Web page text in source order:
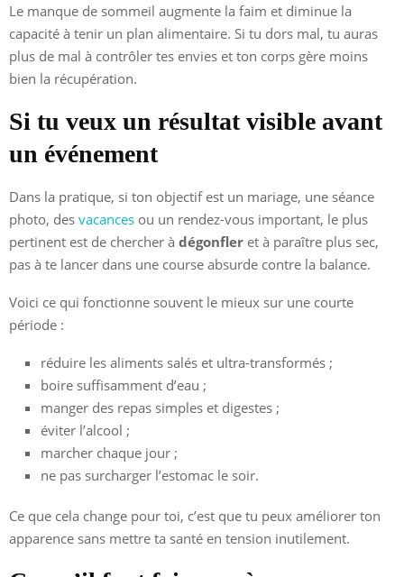
Le manque de sommeil augmente la faim et diminue la
capacité à tenir un plan alimentaire. Si tu dors mal, tu auras
plus de mal à contrôler tes envies et ton corps gère moins
bien la récupération.
Si tu veux un résultat visible avant
un événement
Dans la pratique, si ton objectif est un mariage, une séance
photo, des vacances ou un rendez-vous important, le plus
pertinent est de chercher à dégonfler et à paraître plus sec,
pas à te lancer dans une course absurde contre la balance.
Voici ce qui fonctionne souvent le mieux sur une courte
période :
réduire les aliments salés et ultra-transformés ;
boire suffisamment d’eau ;
manger des repas simples et digestes ;
éviter l’alcool ;
marcher chaque jour ;
ne pas surcharger l’estomac le soir.
Ce que cela change pour toi, c’est que tu peux améliorer ton
apparence sans mettre ta santé en tension inutilement.